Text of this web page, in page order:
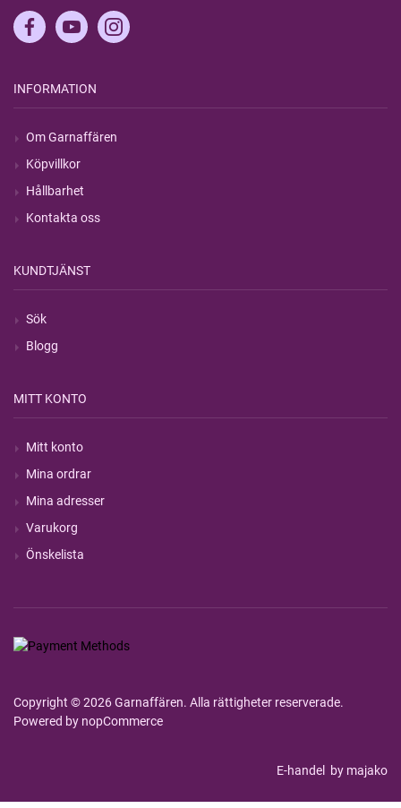
INFORMATION
Om Garnaffären
Köpvillkor
Hållbarhet
Kontakta oss
KUNDTJÄNST
Sök
Blogg
MITT KONTO
Mitt konto
Mina ordrar
Mina adresser
Varukorg
Önskelista
Copyright © 2026 Garnaffären. Alla rättigheter reserverade.
Powered by nopCommerce
E-handel by majako